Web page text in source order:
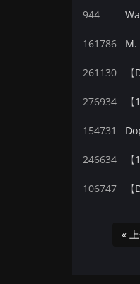
944
161786 M.
261130
276934
154731
246634
106747
«